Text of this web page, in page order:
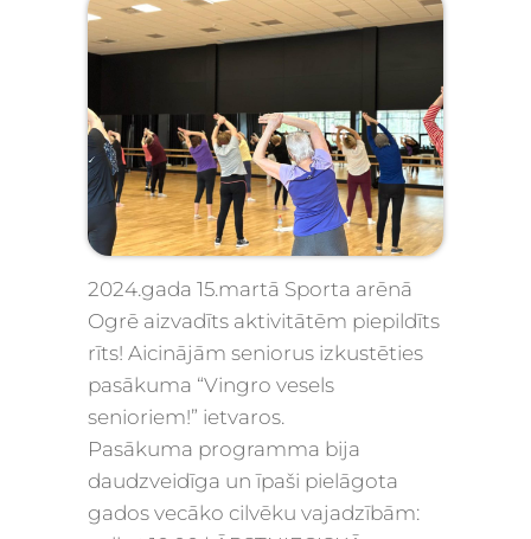
2024.gada 15.martā Sporta arēnā
Ogrē aizvadīts aktivitātēm piepildīts
rīts! Aicinājām seniorus izkustēties
pasākuma “Vingro vesels
senioriem!” ietvaros.
Pasākuma programma bija
daudzveidīga un īpaši pielāgota
gados vecāko cilvēku vajadzībām: